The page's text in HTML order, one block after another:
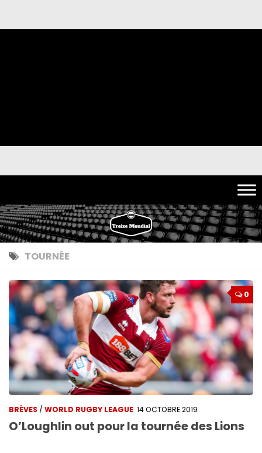
TOURNÉE
0
BRÈVES / WORLD RUGBY LEAGUE 14 OCTOBRE 2019
O’Loughlin out pour la tournée des Lions